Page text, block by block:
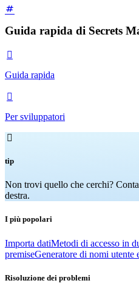
Guida rapida di Secrets

Guida rapida

Per sviluppatori

tip
Non trovi quello che cerchi?
destra.
I più popolari
Importa datiMetodi di accesso in
premiseGeneratore di nomi utente
Risoluzione dei problemi